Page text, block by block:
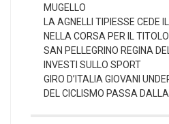
MUGELLO
LA AGNELLI TIPIESSE CEDE
NELLA CORSA PER IL
SAN PELLEGRINO REGINA
INVESTI SULLO SPORT
GIRO D’ITALIA GIOVANI
DEL CICLISMO PASSA